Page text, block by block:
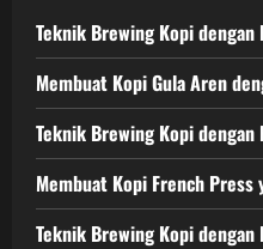
Teknik Brewing Kopi
Membuat Kopi Gula Aren
Teknik Brewing Kopi
Membuat Kopi French Press
Teknik Brewing Kopi